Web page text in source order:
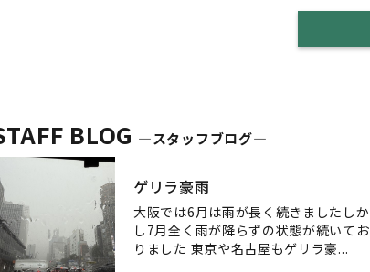
BLOG ―スタッフブログ―
ゲリラ豪雨
大阪では6月は雨が長く続きましたしか
し7月全く雨が降らずの状態が続いてお
りました 東京や名古屋もゲリラ豪...